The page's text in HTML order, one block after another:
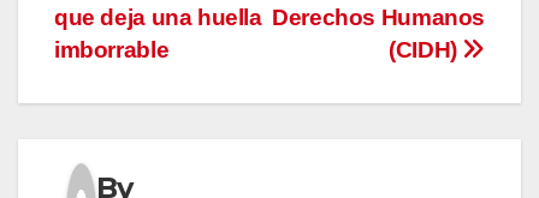
Derechos Humanos
(CIDH)
que deja una huella
imborrable
By